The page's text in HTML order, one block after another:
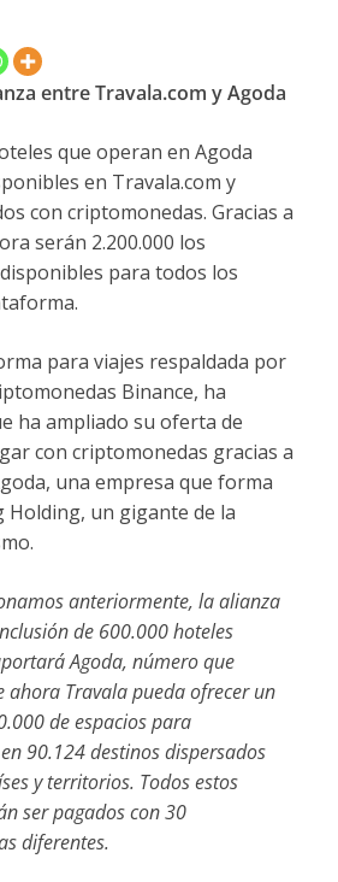
entre Travala.com y Agoda
que operan en Agoda
en Travala.com y
con criptomonedas. Gracias a
serán 2.200.000 los
para todos los
para viajes respaldada por
Binance, ha
ha ampliado su oferta de
con criptomonedas gracias a
una empresa que forma
Holding, un gigante de la
anteriormente, la alianza
de 600.000 hoteles
Agoda, número que
ahora Travala pueda ofrecer un
de espacios para
90.124 destinos dispersados
y territorios. Todos estos
ser pagados con 30
diferentes.